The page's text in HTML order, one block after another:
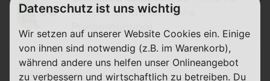
17,99 € im Monat (ohne
Preiserhöhung)
Weiterlesen
Datenschutz ist uns wichtig
Wir setzen auf unserer Website Cookies ein. Einige
von ihnen sind notwendig (z.B. im Warenkorb),
während andere uns helfen unser Onlineangebot
zu verbessern und wirtschaftlich zu betreiben. Du